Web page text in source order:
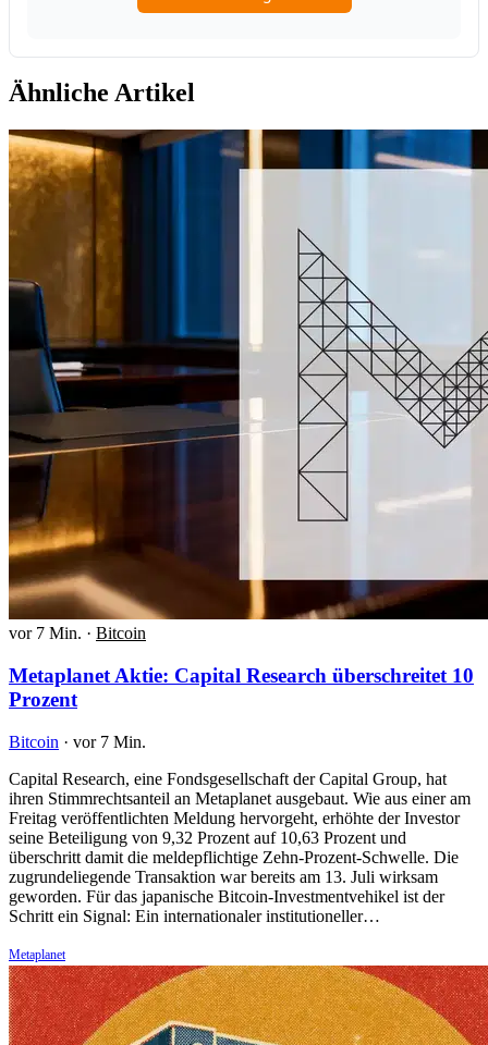
Ähnliche Artikel
vor 7 Min. · Bitcoin
Metaplanet Aktie: Capital Research überschreitet 10
Prozent
Bitcoin · vor 7 Min.
Capital Research, eine Fondsgesellschaft der Capital Group, hat
ihren Stimmrechtsanteil an Metaplanet ausgebaut. Wie aus einer am
Freitag veröffentlichten Meldung hervorgeht, erhöhte der Investor
seine Beteiligung von 9,32 Prozent auf 10,63 Prozent und
überschritt damit die meldepflichtige Zehn-Prozent-Schwelle. Die
zugrundeliegende Transaktion war bereits am 13. Juli wirksam
geworden. Für das japanische Bitcoin-Investmentvehikel ist der
Schritt ein Signal: Ein internationaler institutioneller…
Metaplanet